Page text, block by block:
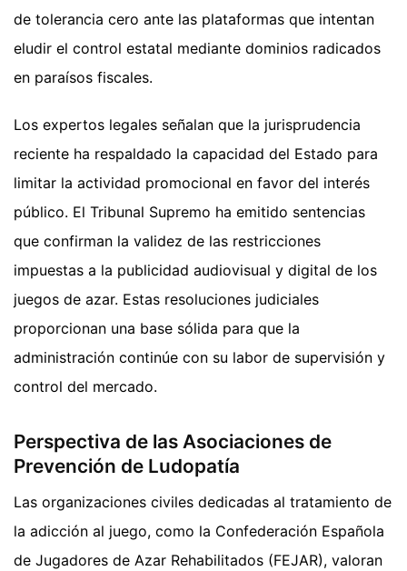
de tolerancia cero ante las plataformas que intentan
eludir el control estatal mediante dominios radicados
en paraísos fiscales.
Los expertos legales señalan que la jurisprudencia
reciente ha respaldado la capacidad del Estado para
limitar la actividad promocional en favor del interés
público. El Tribunal Supremo ha emitido sentencias
que confirman la validez de las restricciones
impuestas a la publicidad audiovisual y digital de los
juegos de azar. Estas resoluciones judiciales
proporcionan una base sólida para que la
administración continúe con su labor de supervisión y
control del mercado.
Perspectiva de las Asociaciones de
Prevención de Ludopatía
Las organizaciones civiles dedicadas al tratamiento de
la adicción al juego, como la Confederación Española
de Jugadores de Azar Rehabilitados (FEJAR), valoran